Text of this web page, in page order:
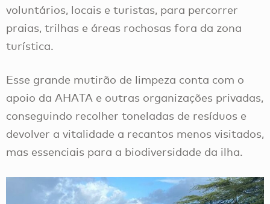
voluntários, locais e turistas, para percorrer
praias, trilhas e áreas rochosas fora da zona
turística.
Esse grande mutirão de limpeza conta com o
apoio da AHATA e outras organizações privadas,
conseguindo recolher toneladas de resíduos e
devolver a vitalidade a recantos menos visitados,
mas essenciais para a biodiversidade da ilha.